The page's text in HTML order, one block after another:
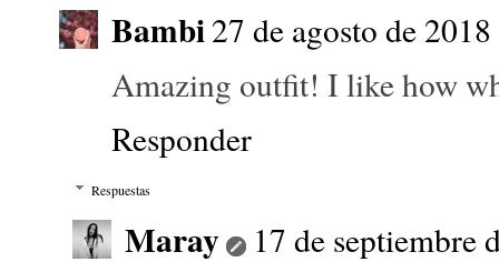
Bambi27 de agosto de
Amazing outfit! I like how
Responder
Respuestas
Maray
17 de septiembre